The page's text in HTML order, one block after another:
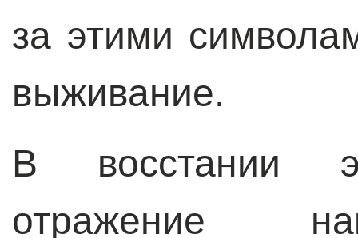
за этими
выживание.
В восстании
отражение